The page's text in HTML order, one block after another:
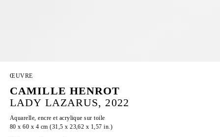
ŒUVRE
CAMILLE HENROT
LADY LAZARUS, 2022
Aquarelle, encre et acrylique sur toile
80 x 60 x 4 cm (31,5 x 23,62 x 1,57 in.)